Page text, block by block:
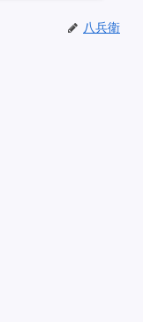
八兵衛